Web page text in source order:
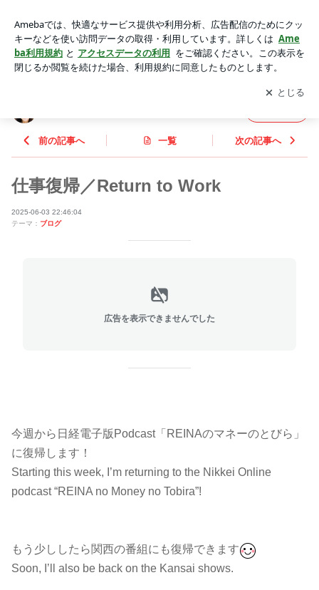
meba
アプリをダウンロードして ブログの更新通知
を受け取りまし
ょう。
開く
前の記事へ 一覧 次の記事へ
仕事復帰／Return to Work
2025-06-03 22:46:04
テーマ： ブログ
広告を表示できませんでした
今週から日経電子版Podcast「REINAのマネーのとびら」
に復帰します！
Starting this week, I’m returning to the Nikkei Online
podcast “REINA no Money no Tobira”!
もう少ししたら関西の番組にも復帰できます
Soon, I’ll also be back on the Kansai shows.